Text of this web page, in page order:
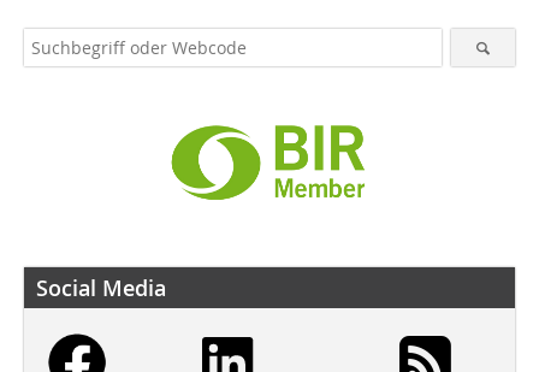
Social Media